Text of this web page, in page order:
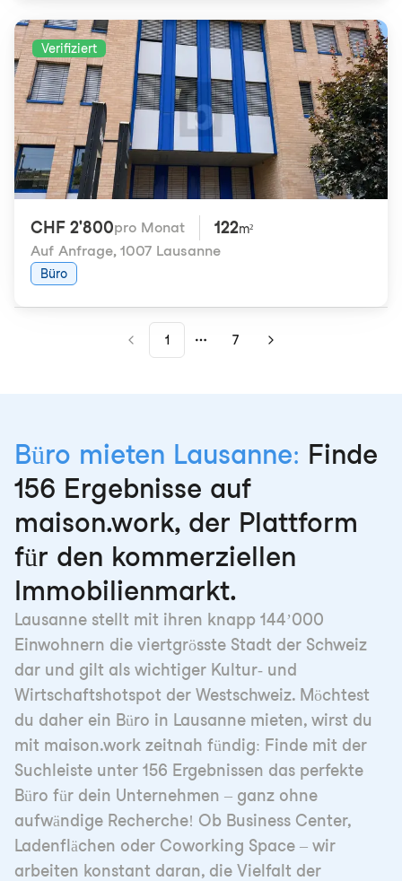
Verifiziert
CHF 2'800pro Monat 122m²
Auf Anfrage, 1007 Lausanne
Büro
1
More pages
7
Büro mieten Lausanne: Finde
156 Ergebnisse auf
maison.work, der Plattform
für den kommerziellen
Immobilienmarkt.
Lausanne stellt mit ihren knapp 144’000
Einwohnern die viertgrösste Stadt der Schweiz
dar und gilt als wichtiger Kultur- und
Wirtschaftshotspot der Westschweiz. Möchtest
du daher ein Büro in Lausanne mieten, wirst du
mit maison.work zeitnah fündig: Finde mit der
Suchleiste unter 156 Ergebnissen das perfekte
Büro für dein Unternehmen – ganz ohne
aufwändige Recherche! Ob Business Center,
Ladenflächen oder Coworking Space – wir
arbeiten konstant daran, die Vielfalt der